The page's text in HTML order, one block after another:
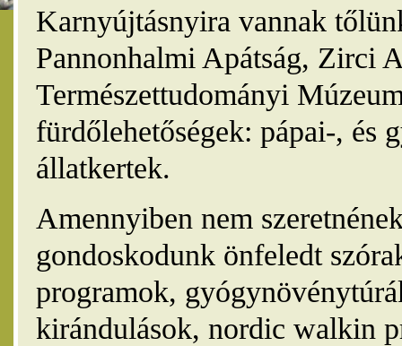
Karnyújtásnyira vannak
Pannonhalmi Apátság, Zirci
Természettudományi
fürdőlehetőségek: pápai-, és
állatkertek.
Amennyiben nem
gondoskodunk önfeledt
programok,
kirándulások, nordic walkin